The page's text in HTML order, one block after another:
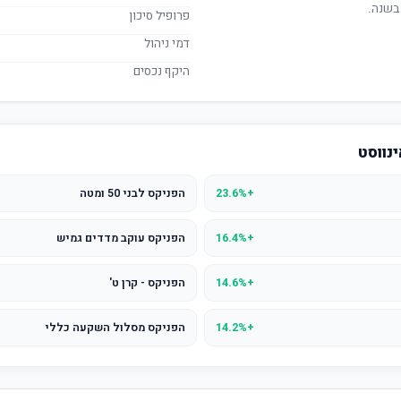
פרופיל סיכון
דמי ניהול
היקף נכסים
+23.6% הפניקס לבני 50 ומטה
+16.4% הפניקס עוקב מדדים גמיש
+14.6% הפניקס - קרן ט'
+14.2% הפניקס מסלול השקעה כללי